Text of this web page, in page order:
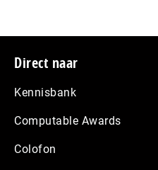
Footer
Direct naar
Kennisbank
Computable Awards
Colofon